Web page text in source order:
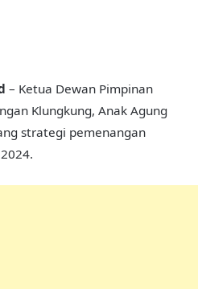
– Ketua Dewan Pimpinan
Klungkung, Anak Agung
strategi pemenangan